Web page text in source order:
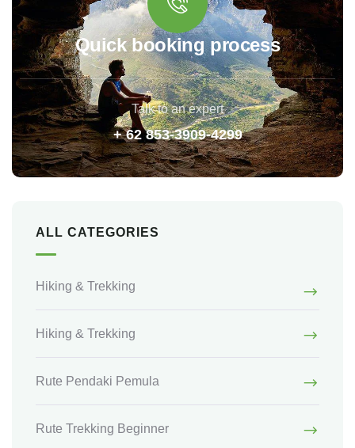
Quick booking process
Talk to an expert
+ 62 853-3909-4299
ALL CATEGORIES
Hiking & Trekking
Hiking & Trekking
Rute Pendaki Pemula
Rute Trekking Beginner